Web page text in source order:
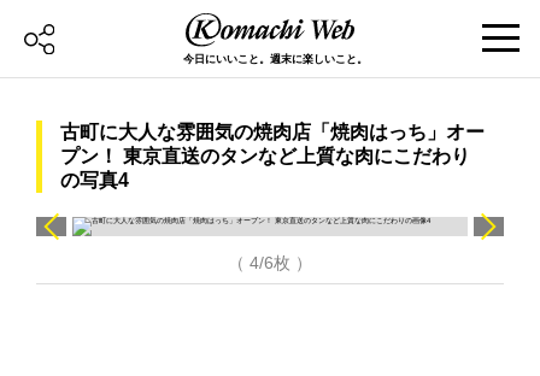
今日にいいこと。週末に楽しいこと。
古町に大人な雰囲気の焼肉店「焼肉はっち」オー
プン！ 東京直送のタンなど上質な肉にこだわり
の写真4
（ 4/6枚 ）